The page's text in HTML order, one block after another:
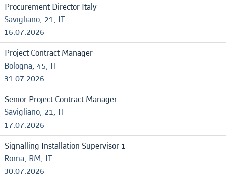
Procurement Director Italy
Savigliano, 21, IT
16.07.2026
Project Contract Manager
Bologna, 45, IT
31.07.2026
Senior Project Contract Manager
Savigliano, 21, IT
17.07.2026
Signalling Installation Supervisor 1
Roma, RM, IT
30.07.2026